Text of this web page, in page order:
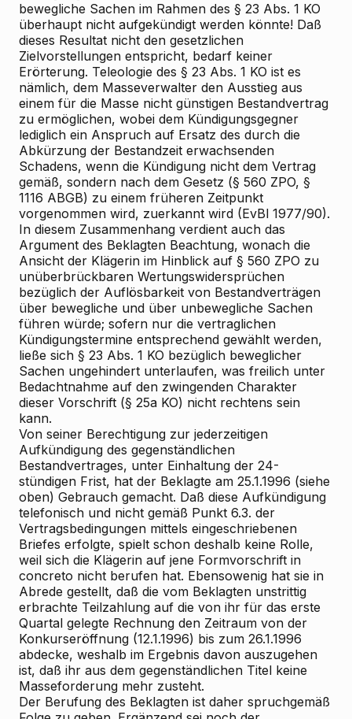
bewegliche Sachen im Rahmen des § 23 Abs. 1 KO
überhaupt nicht aufgekündigt werden könnte! Daß
dieses Resultat nicht den gesetzlichen
Zielvorstellungen entspricht, bedarf keiner
Erörterung. Teleologie des § 23 Abs. 1 KO ist es
nämlich, dem Masseverwalter den Ausstieg aus
einem für die Masse nicht günstigen Bestandvertrag
zu ermöglichen, wobei dem Kündigungsgegner
lediglich ein Anspruch auf Ersatz des durch die
Abkürzung der Bestandzeit erwachsenden
Schadens, wenn die Kündigung nicht dem Vertrag
gemäß, sondern nach dem Gesetz (§ 560 ZPO, §
1116 ABGB) zu einem früheren Zeitpunkt
vorgenommen wird, zuerkannt wird (EvBl 1977/90).
In diesem Zusammenhang verdient auch das
Argument des Beklagten Beachtung, wonach die
Ansicht der Klägerin im Hinblick auf § 560 ZPO zu
unüberbrückbaren Wertungswidersprüchen
bezüglich der Auflösbarkeit von Bestandverträgen
über bewegliche und über unbewegliche Sachen
führen würde; sofern nur die vertraglichen
Kündigungstermine entsprechend gewählt werden,
ließe sich § 23 Abs. 1 KO bezüglich beweglicher
Sachen ungehindert unterlaufen, was freilich unter
Bedachtnahme auf den zwingenden Charakter
dieser Vorschrift (§ 25a KO) nicht rechtens sein
kann.
Von seiner Berechtigung zur jederzeitigen
Aufkündigung des gegenständlichen
Bestandvertrages, unter Einhaltung der 24-
stündigen Frist, hat der Beklagte am 25.1.1996 (siehe
oben) Gebrauch gemacht. Daß diese Aufkündigung
telefonisch und nicht gemäß Punkt 6.3. der
Vertragsbedingungen mittels eingeschriebenen
Briefes erfolgte, spielt schon deshalb keine Rolle,
weil sich die Klägerin auf jene Formvorschrift in
concreto nicht berufen hat. Ebensowenig hat sie in
Abrede gestellt, daß die vom Beklagten unstrittig
erbrachte Teilzahlung auf die von ihr für das erste
Quartal gelegte Rechnung den Zeitraum von der
Konkurseröffnung (12.1.1996) bis zum 26.1.1996
abdecke, weshalb im Ergebnis davon auszugehen
ist, daß ihr aus dem gegenständlichen Titel keine
Masseforderung mehr zusteht.
Der Berufung des Beklagten ist daher spruchgemäß